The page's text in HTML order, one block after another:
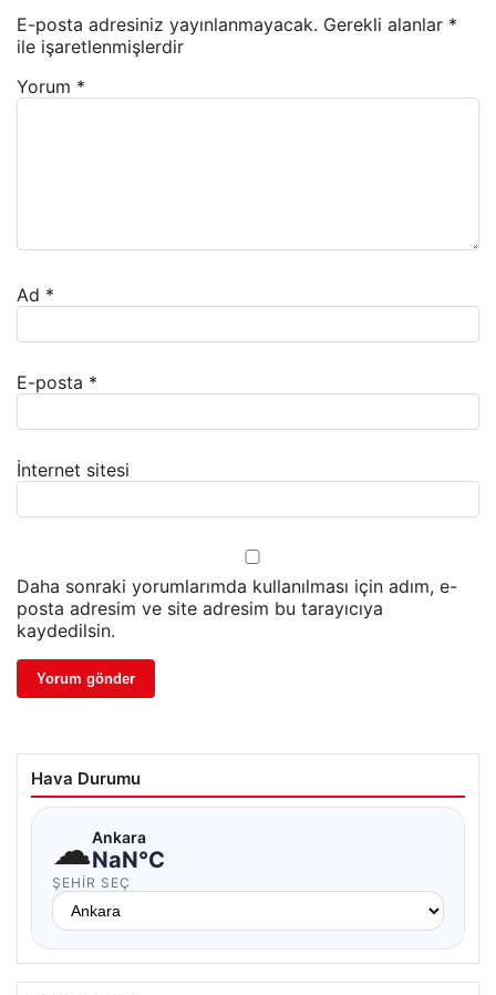
E-posta adresiniz yayınlanmayacak. Gerekli alanlar *
ile işaretlenmişlerdir
Yorum *
Ad *
E-posta *
İnternet sitesi
Daha sonraki yorumlarımda kullanılması için adım, e-
posta adresim ve site adresim bu tarayıcıya
kaydedilsin.
Hava Durumu
☁Ankara
NaN°C
ŞEHIR SEÇ